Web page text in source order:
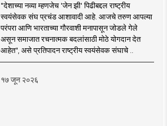
"देशाच्या नव्या म्हणजेच 'जेन झी' पिढीबद्दल राष्ट्रीय
स्वयंसेवक संघ प्रचंड आशावादी आहे. आजचे तरुण आपल्या
परंपरा आणि भारताच्या गौरवाशी मनापासून जोडले गेले
असून समाजात रचनात्मक बदलांसाठी मोठे योगदान देत
आहेत", असे प्रतिपादन राष्ट्रीय स्वयंसेवक संघाचे ..
१७ जून २०२६